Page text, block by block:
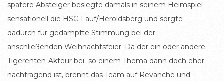
spätere Absteiger besiegte damals in seinem Heimspiel
sensationell die HSG Lauf/Heroldsberg und sorgte
dadurch für gedämpfte Stimmung bei der
anschließenden Weihnachtsfeier. Da der ein oder andere
Tigerenten-Akteur bei so einem Thema dann doch eher
nachtragend ist, brennt das Team auf Revanche und